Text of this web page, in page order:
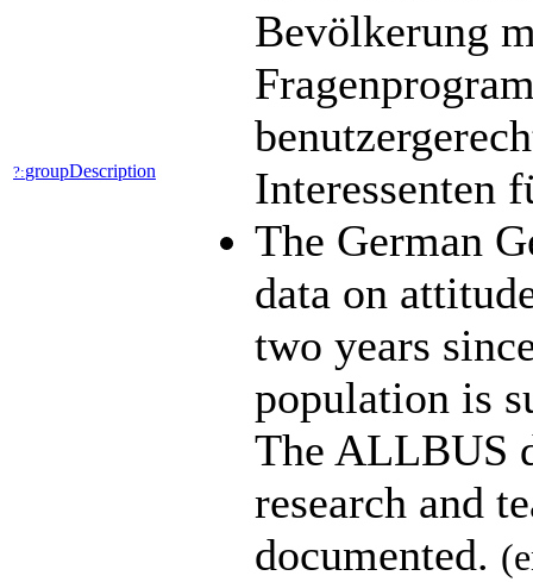
?:groupDescription
Bevölkerung
Interessenten
The German
data on
two years
population is
The ALLBUS
research and
documented.